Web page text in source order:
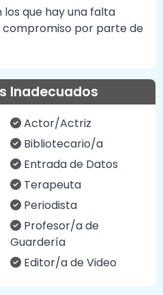
que hay una falta
por parte de
Inadecuados
Actor/Actriz
Bibliotecario/a
Entrada de Datos
Terapeuta
Periodista
Profesor/a de
Guardería
Editor/a de Video